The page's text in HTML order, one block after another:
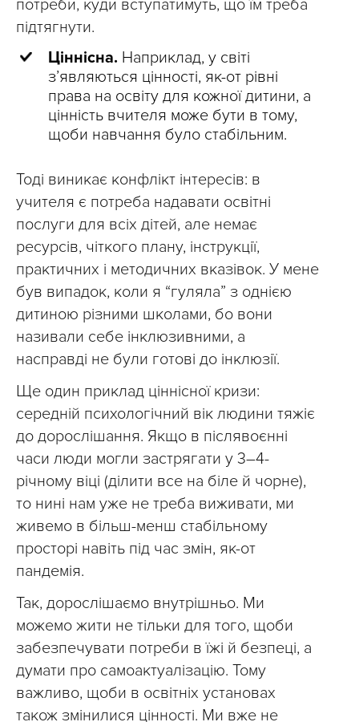
потреби, куди вступатимуть, що їм треба
підтягнути.
Ціннісна. Наприклад, у світі
з’являються цінності, як-от рівні
права на освіту для кожної дитини, а
цінність вчителя може бути в тому,
щоби навчання було стабільним.
Тоді виникає конфлікт інтересів: в
учителя є потреба надавати освітні
послуги для всіх дітей, але немає
ресурсів, чіткого плану, інструкції,
практичних і методичних вказівок. У мене
був випадок, коли я “гуляла” з однією
дитиною різними школами, бо вони
називали себе інклюзивними, а
насправді не були готові до інклюзії.
Ще один приклад ціннісної кризи:
середній психологічний вік людини тяжіє
до дорослішання. Якщо в післявоєнні
часи люди могли застрягати у 3–4-
річному віці (ділити все на біле й чорне),
то нині нам уже не треба виживати, ми
живемо в більш-менш стабільному
просторі навіть під час змін, як-от
пандемія.
Так, дорослішаємо внутрішньо. Ми
можемо жити не тільки для того, щоби
забезпечувати потреби в їжі й безпеці, а
думати про самоактуалізацію. Тому
важливо, щоби в освітніх установах
також змінилися цінності. Ми вже не